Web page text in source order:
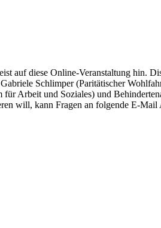
auf diese Online-Veranstaltung hin.
Schlimper (Paritätischer
Arbeit und Soziales) und
will, kann Fragen an folgende E-Mail